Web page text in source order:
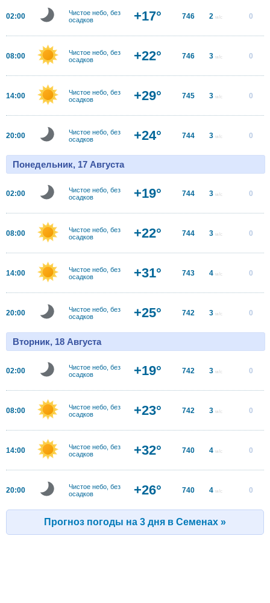
02:00
Чистое небо, без
осадков
+17° 746 2 м/с 0
08:00
Чистое небо, без
осадков
+22° 746 3 м/с 0
14:00
Чистое небо, без
осадков
+29° 745 3 м/с 0
20:00
Чистое небо, без
осадков
+24° 744 3 м/с 0
Понедельник, 17 Августа
02:00
Чистое небо, без
осадков
+19° 744 3 м/с 0
08:00
Чистое небо, без
осадков
+22° 744 3 м/с 0
14:00
Чистое небо, без
осадков
+31° 743 4 м/с 0
20:00
Чистое небо, без
осадков
+25° 742 3 м/с 0
Вторник, 18 Августа
02:00
Чистое небо, без
осадков
+19° 742 3 м/с 0
08:00
Чистое небо, без
осадков
+23° 742 3 м/с 0
14:00
Чистое небо, без
осадков
+32° 740 4 м/с 0
20:00
Чистое небо, без
осадков
+26° 740 4 м/с 0
Прогноз погоды на 3 дня в Семенах »